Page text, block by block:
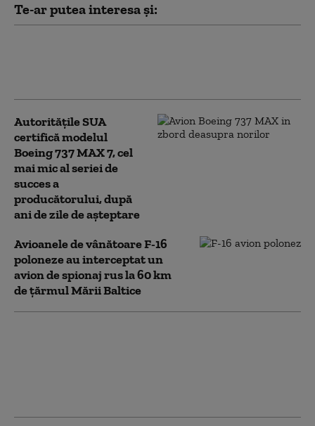
Te-ar putea interesa și:
Autoritățile SUA
certifică modelul
Boeing 737 MAX 7, cel
mai mic al seriei de
succes a
producătorului, după
ani de zile de așteptare
Avioanele de vânătoare F-16
poloneze au interceptat un
avion de spionaj rus la 60 km
de țărmul Mării Baltice